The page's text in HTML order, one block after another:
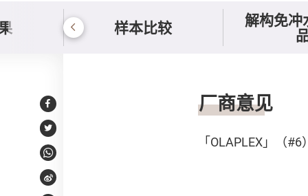
样本比较 解构免冲
Facebook
Twitter
WhatsApp
Weibo
厂商意见
「OLAPLEX」（